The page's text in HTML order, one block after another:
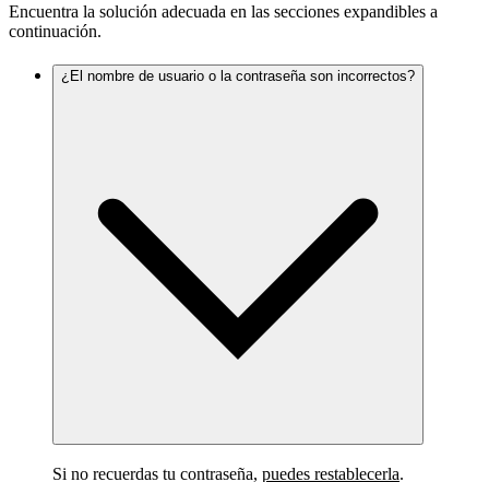
Encuentra la solución adecuada en las secciones expandibles a
continuación.
¿El nombre de usuario o la contraseña son incorrectos?
Si no recuerdas tu contraseña, puedes restablecerla.